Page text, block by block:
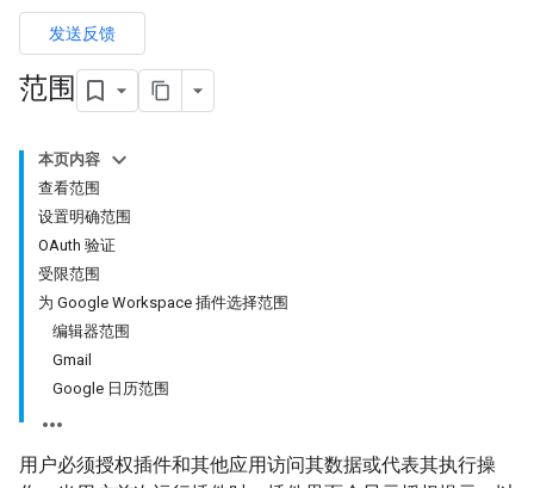
发送反馈
范围
本页内容
查看范围
设置明确范围
OAuth 验证
受限范围
为 Google Workspace 插件选择范围
编辑器范围
Gmail
Google 日历范围
用户必须授权插件和其他应用访问其数据或代表其执行操